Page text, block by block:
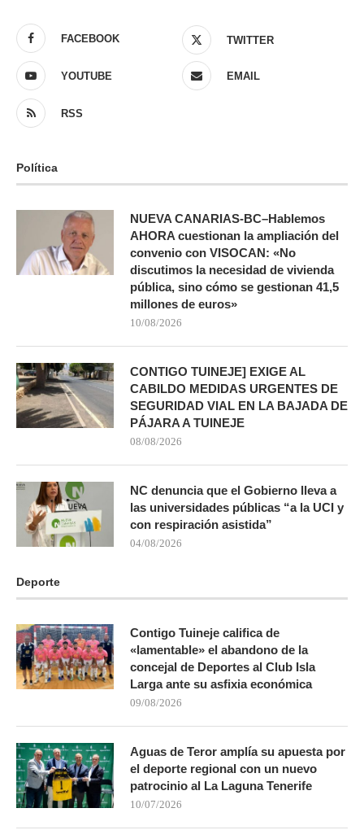
FACEBOOK TWITTER
YOUTUBE EMAIL
RSS
Política
NUEVA CANARIAS-BC–Hablemos
AHORA cuestionan la ampliación del
convenio con VISOCAN: «No
discutimos la necesidad de vivienda
pública, sino cómo se gestionan 41,5
millones de euros»
10/08/2026
CONTIGO TUINEJE] EXIGE AL
CABILDO MEDIDAS URGENTES DE
SEGURIDAD VIAL EN LA BAJADA DE
PÁJARA A TUINEJE
08/08/2026
NC denuncia que el Gobierno lleva a
las universidades públicas “a la UCI y
con respiración asistida”
04/08/2026
Deporte
Contigo Tuineje califica de
«lamentable» el abandono de la
concejal de Deportes al Club Isla
Larga ante su asfixia económica
09/08/2026
Aguas de Teror amplía su apuesta por
el deporte regional con un nuevo
patrocinio al La Laguna Tenerife
10/07/2026